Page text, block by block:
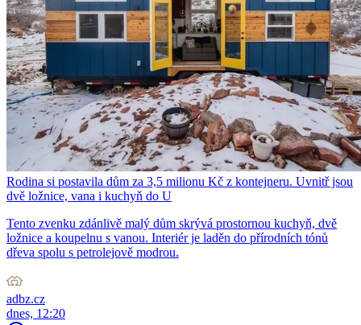
Rodina si postavila dům za 3,5 milionu Kč z kontejneru. Uvnitř jsou
dvě ložnice, vana i kuchyň do U
Tento zvenku zdánlivě malý dům skrývá prostornou kuchyň, dvě
ložnice a koupelnu s vanou. Interiér je laděn do přírodních tónů
dřeva spolu s petrolejově modrou.
adbz.cz
dnes, 12:20